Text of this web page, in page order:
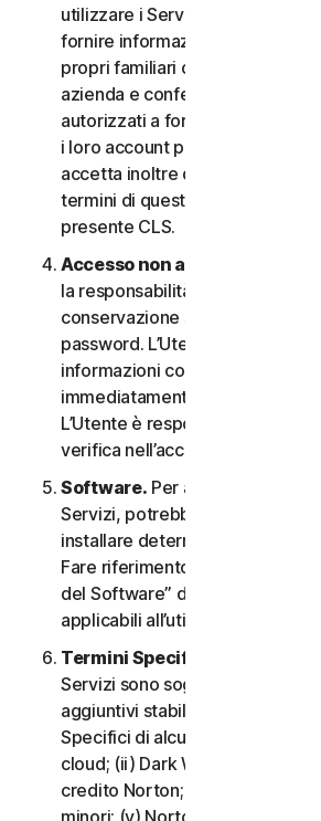
utilizzare i Servizi. In questo
fornire informazioni veritiere e
propri familiari o i dipendenti
azienda e confermare di essere
autorizzati a fornire tali
i loro account per loro conto.
accetta inoltre di informare tali
termini di questo CLS e
presente CLS.
Accesso non autorizzato
la responsabilità esclusiva di
conservazione sicura del
password. L’Utente non deve
informazioni con altri e si
immediatamente qualsiasi
L’Utente è responsabile di
verifica nell’account.
Software. Per accedere e
Servizi, potrebbe essere
installare determinati Software
Fare riferimento alla clausola 3 -
del Software” del CLS per i
applicabili all’utilizzo di tale
Termini Specifici di alcuni
Servizi sono soggetti a termini e
aggiuntivi stabiliti nella clausola
Specifici di alcuni Servizi” del
cloud; (ii) Dark Web Monitoring;
credito Norton; (iv) Norton
minori; (v) Norton Password